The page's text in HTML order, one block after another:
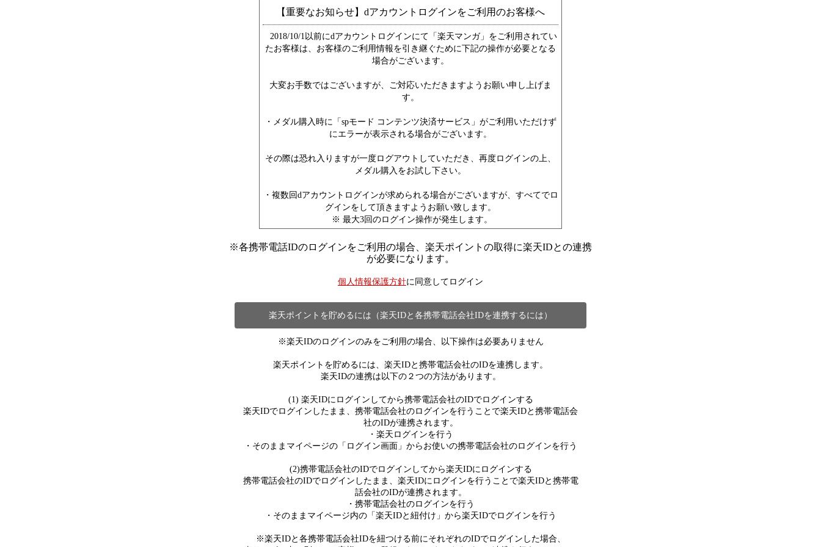
【重要なお知らせ】dアカウントログインをご利用のお客様へ
2018/10/1以前にdアカウントログインにて「楽天マンガ」をご利用されてい
たお客様は、お客様のご利用情報を引き継ぐために下記の操作が必要となる
場合がございます。
大変お手数ではございますが、ご対応いただきますようお願い申し上げま
す。
・メダル購入時に「spモード コンテンツ決済サービス」がご利用いただけず
にエラーが表示される場合がございます。
その際は恐れ入りますが一度ログアウトしていただき、再度ログインの上、
メダル購入をお試し下さい。
・複数回dアカウントログインが求められる場合がございますが、すべてでロ
グインをして頂きますようお願い致します。
※ 最大3回のログイン操作が発生します。
※各携帯電話IDのログインをご利用の場合、楽天ポイントの取得に楽天IDとの連携
が必要になります。
個人情報保護方針に同意してログイン
楽天ポイントを貯めるには（楽天IDと各携帯電話会社IDを連携するには）
※楽天IDのログインのみをご利用の場合、以下操作は必要ありません
楽天ポイントを貯めるには、楽天IDと携帯電話会社のIDを連携します。
楽天IDの連携は以下の２つの方法があります。
(1) 楽天IDにログインしてから携帯電話会社のIDでログインする
楽天IDでログインしたまま、携帯電話会社のログインを行うことで楽天IDと携帯電話会
社のIDが連携されます。
・楽天ログインを行う
・そのままマイページの「ログイン画面」からお使いの携帯電話会社のログインを行う
(2)携帯電話会社のIDでログインしてから楽天IDにログインする
携帯電話会社のIDでログインしたまま、楽天IDにログインを行うことで楽天IDと携帯電
話会社のIDが連携されます。
・携帯電話会社のログインを行う
・そのままマイページ内の「楽天IDと紐付け」から楽天IDでログインを行う
※楽天IDと各携帯電話会社IDを紐つける前にそれぞれのIDでログインした場合、